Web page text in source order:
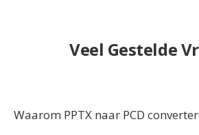
Veel Gestelde
Waarom PPTX naar PCD